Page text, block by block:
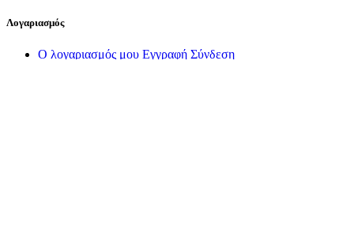
Λογαριασμός
Ο λογαριασμός μου Εγγραφή Σύνδεση